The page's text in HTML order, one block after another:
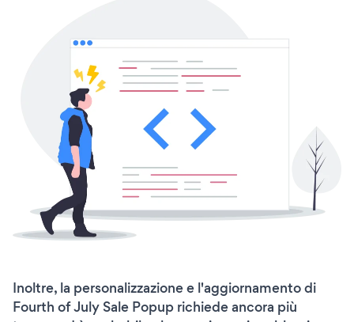
Inoltre, la personalizzazione e l'aggiornamento di
Fourth of July Sale Popup richiede ancora più